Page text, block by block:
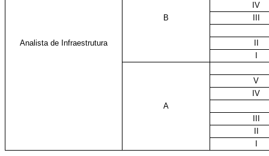
Analista de Infraestrutura
B
IV
A
V
IV